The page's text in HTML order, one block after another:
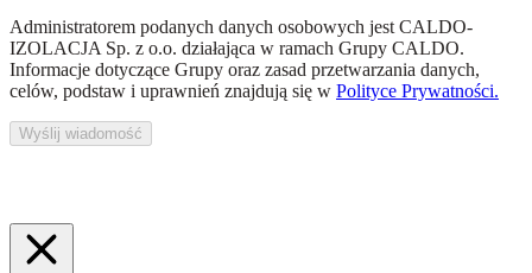
Administratorem podanych danych osobowych jest CALDO-
IZOLACJA Sp. z o.o. działająca w ramach Grupy CALDO.
Informacje dotyczące Grupy oraz zasad przetwarzania danych,
celów, podstaw i uprawnień znajdują się w Polityce Prywatności.
Wyślij wiadomość